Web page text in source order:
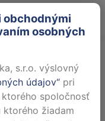
Košturiak,
imunológie a
obchodnými
osobných
s.r.o. výslovný
údajov“ pri
spoločnosť
ktorého žiadam